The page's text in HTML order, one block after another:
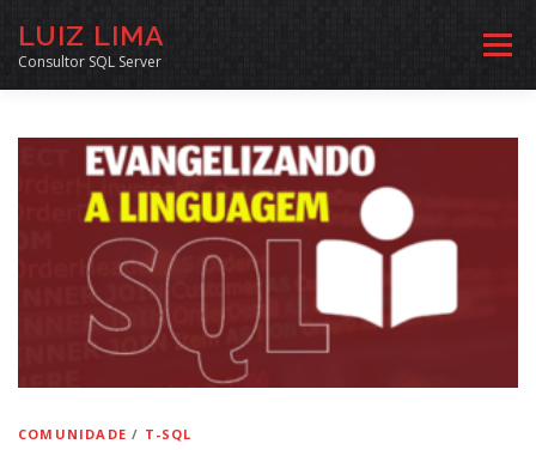
LUIZ LIMA
Consultor SQL Server
Menu
MENTORIA SQL CURSOS EXERCÍCIOS SQL
INÍCIO ARQUIVO LINKS COMUNIDADE
SOBRE CONTATO
COMUNIDADE / T-SQL